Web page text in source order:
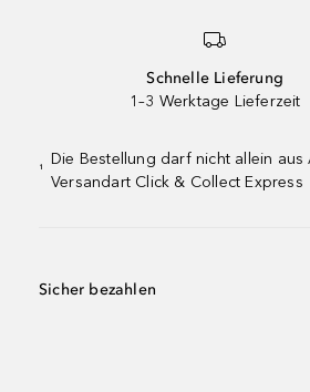
Schnelle Lieferung
1–3 Werktage Lieferzeit
¹
Die Bestellung darf nicht allein
Versandart Click & Collect Express
Sicher bezahlen